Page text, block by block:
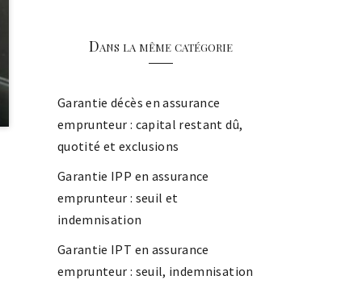
Dans la même catégorie
Garantie décès en assurance
emprunteur : capital restant dû,
quotité et exclusions
Garantie IPP en assurance
emprunteur : seuil et
indemnisation
Garantie IPT en assurance
emprunteur : seuil, indemnisation